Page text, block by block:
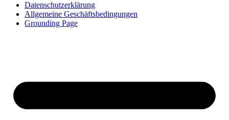
Datenschutzerklärung
Allgemeine Geschäftsbedingungen
Grounding Page